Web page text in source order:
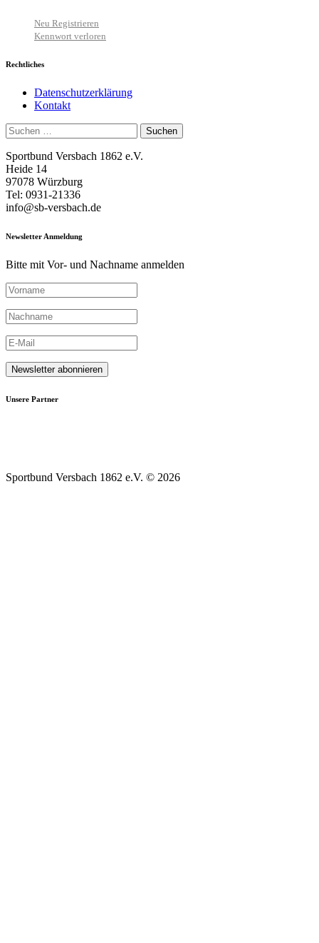
Neu Registrieren
Kennwort verloren
Rechtliches
Datenschutzerklärung
Kontakt
Suchen
nach:
Sportbund Versbach 1862 e.V.
Heide 14
97078 Würzburg
Tel: 0931-21336
info@sb-versbach.de
Newsletter Anmeldung
Bitte mit Vor- und Nachname anmelden
Unsere Partner
Sportbund Versbach 1862 e.V. © 2026